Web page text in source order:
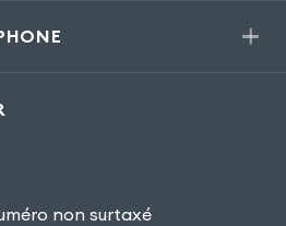
non surtaxé